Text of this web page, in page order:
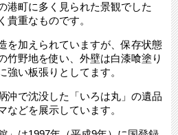
港町に多く見られた景観でした
貴重なものです。
を加えられていますが、保存状態
竹野地を使い、外壁は白漆喰塗り
強い板張りとしてます。
沖で沈没した「いろは丸」の遺品
などを展示しています。